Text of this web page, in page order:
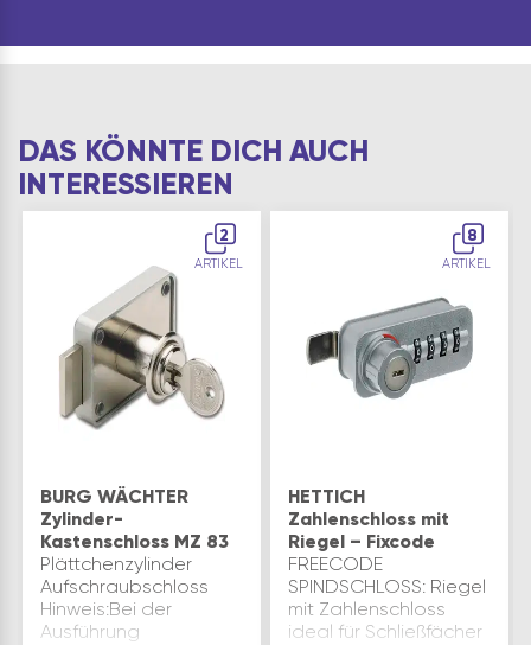
DAS KÖNNTE DICH AUCH
INTERESSIEREN
2
ARTIKEL
BURG WÄCHTER
Zylinder-
Kastenschloss MZ 83
Plättchenzylinder
Aufschraubschloss
Hinweis:Bei der
Ausführung
8
ARTIKEL
HETTICH
Zahlenschloss mit
Riegel – Fixcode
FREECODE
SPINDSCHLOSS: Riegel
mit Zahlenschloss
ideal für Schließfächer